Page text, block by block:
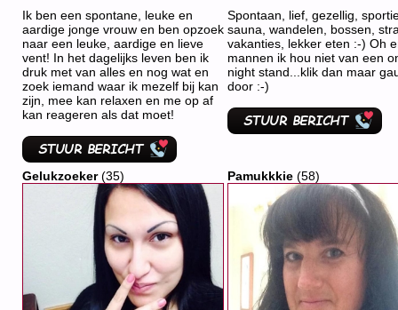
Ik ben een spontane, leuke en
aardige jonge vrouw en ben opzoek
naar een leuke, aardige en lieve
vent! In het dagelijks leven ben ik
druk met van alles en nog wat en
zoek iemand waar ik mezelf bij kan
zijn, mee kan relaxen en me op af
kan reageren als dat moet!
Spontaan, lief, gezellig,
sauna, wandelen, bossen,
vakanties, lekker eten :-) Oh
mannen ik hou niet van een
night stand...klik dan maar
door :-)
Gelukzoeker(35) Pamukkkie (58)